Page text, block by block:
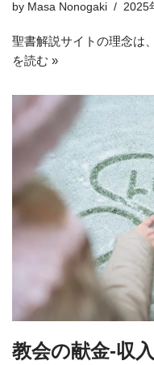
by Masa Nonogaki 2025
聖書解説サイトの理念は
を読む »
教会の献金-収